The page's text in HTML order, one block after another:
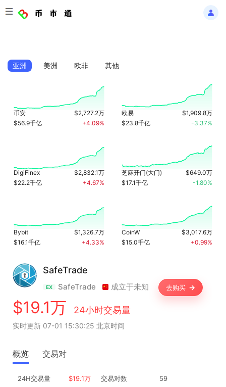
亚洲 美洲 欧非 其他
$2,727.2万
币安
+4.09%
$56.9千亿
$1,909.8万
欧易
-3.37%
$23.8千亿
$2,832.1万
DigiFinex
+4.67%
$22.2千亿
$649.0万
芝麻开门(大门)
-1.80%
$17.1千亿
$1,326.7万
Bybit
+4.33%
$16.1千亿
$3,017.6万
CoinW
+0.99%
$15.0千亿
SafeTrade
EX SafeTrade 成立于未知 去购买
$19.1万 24小时交易量
实时更新 07-01 15:30:25 北京时间
概览 交易对
$19.1万
24H交易量 59
交易对数